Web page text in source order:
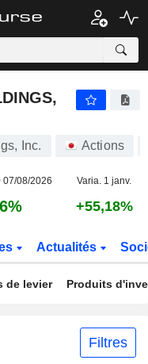
Inc. Actions
07/08/2026 Varia. 1 janv.
+55,18%
Actualités
de levier Produits
Filtres